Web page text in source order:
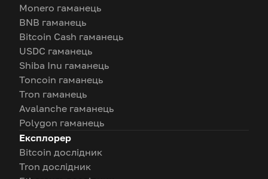
Monero гаманець
BNB гаманець
Bitcoin Cash гаманець
USDC гаманець
Shiba Inu гаманець
Toncoin гаманець
Tron гаманець
Avalanche гаманець
Polygon гаманець
Експлорер
Bitcoin дослідник
Tron дослідник